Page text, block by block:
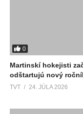
0
Martinskí hokejisti
odštartujú nový
TVT 24. JÚLA 2026